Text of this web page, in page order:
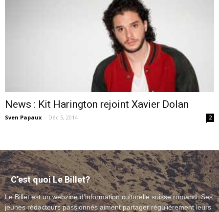
–
webzine
–
musique
News : Kit Harington rejoint Xavier Dolan
Sven Papaux - Déc 5, 2014 2
C’est quoi Le Billet?
Le Billet est un webzine d’information culturelle suisse romand. Ses
jeunes rédacteurs passionnés aiment partager régulièrement leurs